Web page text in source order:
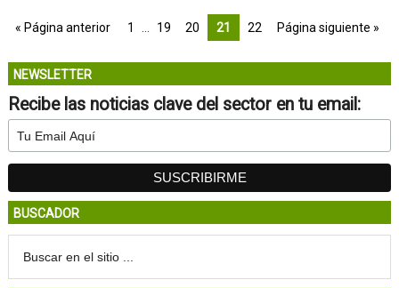
« Página anterior 1 19 20 21 22 Página siguiente »
NEWSLETTER
Recibe las noticias clave del sector en tu email:
BUSCADOR